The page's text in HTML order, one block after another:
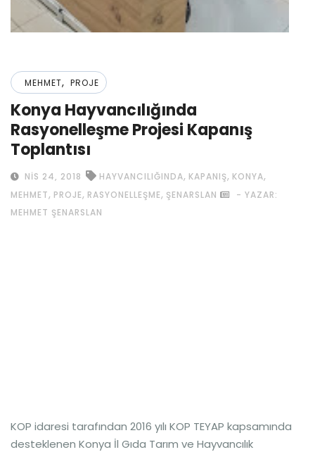
MEHMET, PROJE
Konya Hayvancılığında
Rasyonelleşme Projesi Kapanış
Toplantısı
NIS 24, 2018 HAYVANCILIĞINDA, KAPANIŞ, KONYA,
MEHMET, PROJE, RASYONELLEŞME, ŞENARSLAN
- YAZAR:
MEHMET ŞENARSLAN
KOP idaresi tarafından 2016 yılı KOP TEYAP kapsamında
desteklenen Konya İl Gıda Tarım ve Hayvancılık